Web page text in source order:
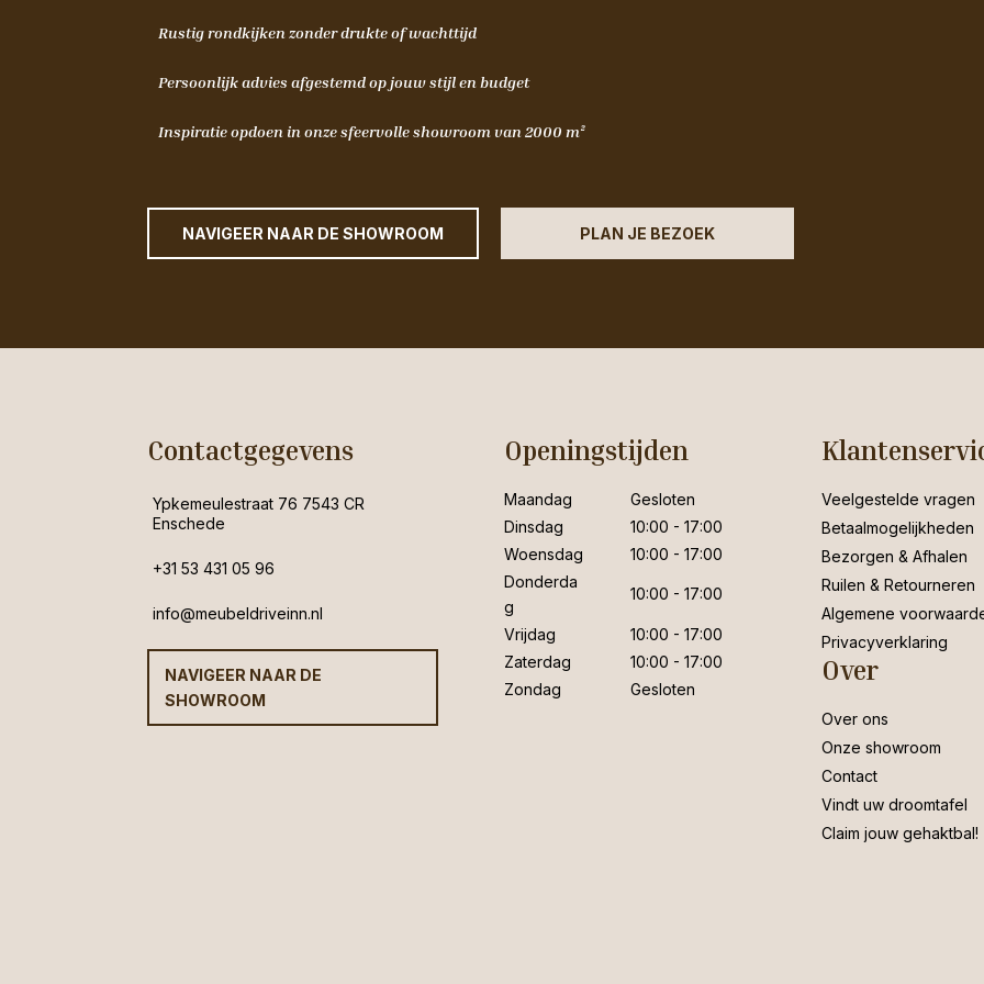
Rustig rondkijken zonder drukte of wachttijd
Persoonlijk advies afgestemd op jouw stijl en budget
Inspiratie opdoen in onze sfeervolle showroom van 2000 m²
NAVIGEER NAAR DE SHOWROOM PLAN JE BEZOEK
Contactgegevens
Ypkemeulestraat 76 7543 CR
Enschede
+31 53 431 05 96
info@meubeldriveinn.nl
NAVIGEER NAAR DE
SHOWROOM
Openingstijden
Maandag
Gesloten
Dinsdag
10:00 - 17:00
Woensdag
10:00 - 17:00
Donderda
g
10:00 - 17:00
Vrijdag
10:00 - 17:00
Zaterdag
10:00 - 17:00
Zondag
Gesloten
Veelgestelde vragen
Betaalmogelijkheden
Bezorgen & Afhalen
Ruilen & Retourneren
Algemene
Privacyverklaring
Over
Over ons
Onze showroom
Contact
Vindt uw droomtafel
Claim jouw gehaktbal!